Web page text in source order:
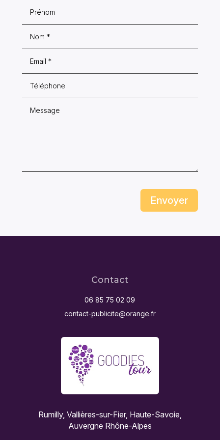
Envoyer
Contact
06 85 75 02 09
contact-publicite@orange.fr
Rumilly, Vallières-sur-Fier, Haute-Savoie,
Auvergne Rhône-Alpes